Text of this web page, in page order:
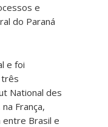
e
do Paraná
e foi
três
National des
França,
entre Brasil e